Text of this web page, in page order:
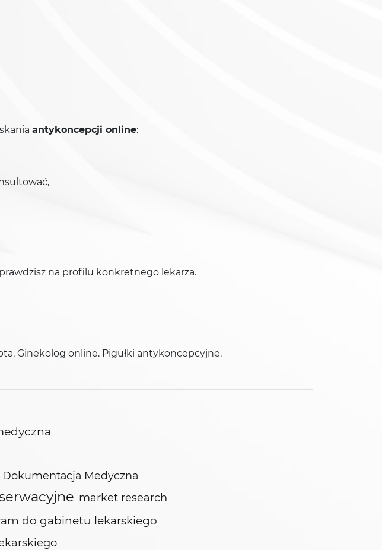
antykoncepcji online:
na profilu konkretnego lekarza.
Ginekolog online. Pigułki antykoncepcyjne.
Medyczna
market research
do gabinetu lekarskiego